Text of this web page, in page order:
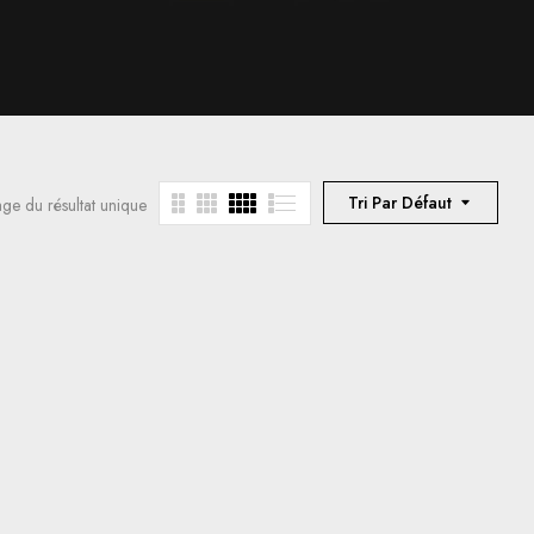
Tri Par Défaut
du résultat unique